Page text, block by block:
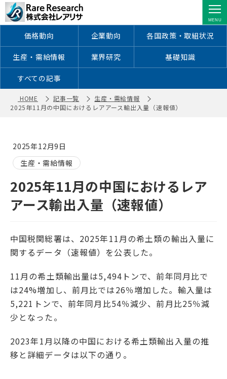
2025年11月の中国におけるレアアース
輸出入量（速報値） ｜ 株式会社レア
リサ価格動向 企業動向 各国政策・取組状況
生産・需給情報 業界研究 基礎知識
すべての記事
HOME 記事一覧
生産・需給情報
2025年11月の中国におけるレアアース輸出入量（速報値）
2025年12月9日
生産・需給情報
2025年11月の中国におけるレア
アース輸出入量（速報値）
中国税関総署は、2025年11月の希土類の輸出入量に
関するデータ（速報値）を公表した。
11月の希土類輸出量は5,494トンで、前年同月比で
は24%増加し、前月比では26％増加した。輸入量は
5,221トンで、前年同月比54％減少、前月比25％減
少となった。
2023年1月以降の中国における希土類輸出入量の推
移と詳細データは以下の通り。